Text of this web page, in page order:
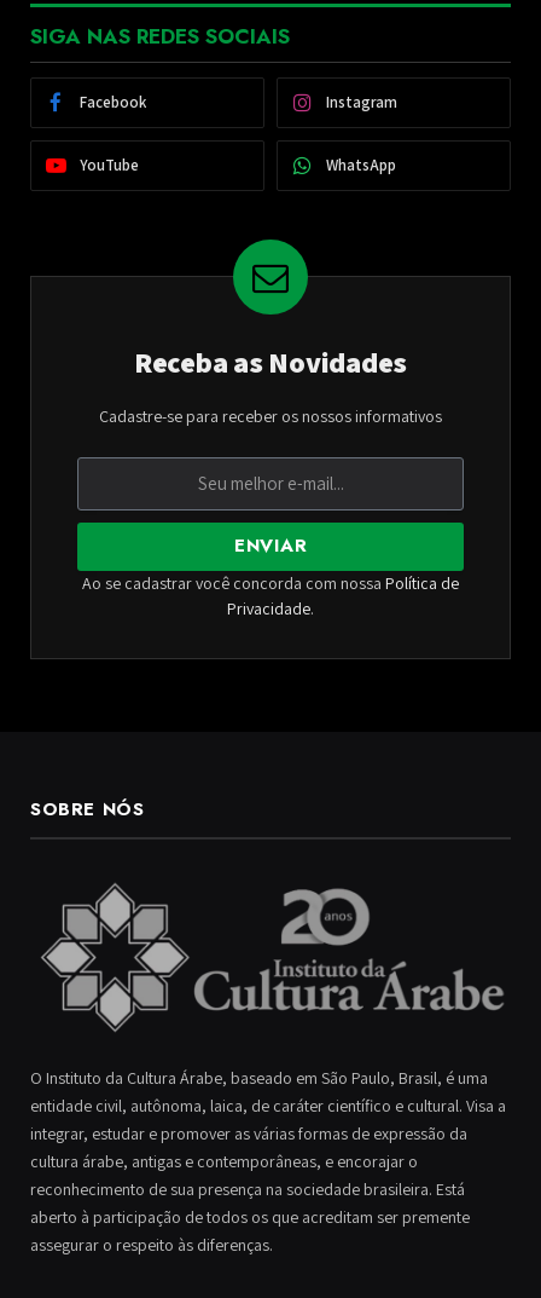
SIGA NAS REDES SOCIAIS
Facebook Instagram
YouTube WhatsApp
Receba as Novidades
Cadastre-se para receber os nossos informativos
ENVIAR
Ao se cadastrar você concorda com nossa Política de
Privacidade.
SOBRE NÓS
O Instituto da Cultura Árabe, baseado em São Paulo, Brasil, é uma
entidade civil, autônoma, laica, de caráter científico e cultural. Visa a
integrar, estudar e promover as várias formas de expressão da
cultura árabe, antigas e contemporâneas, e encorajar o
reconhecimento de sua presença na sociedade brasileira. Está
aberto à participação de todos os que acreditam ser premente
assegurar o respeito às diferenças.